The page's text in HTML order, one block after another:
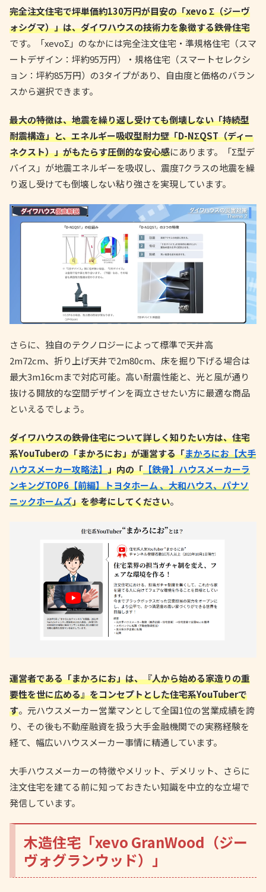
完全注文住宅で坪単価約130万円が目安の「xevo Σ（ジーヴ
ォシグマ）」は、ダイワハウスの技術力を象徴する鉄骨住宅
です。「xevoΣ」のなかには完全注文住宅・準規格住宅（スマ
ートデザイン：坪約95万円）・規格住宅（スマートセレクシ
ョン：坪約85万円）の3タイプがあり、自由度と価格のバラン
スから選択できます。
最大の特徴は、地震を繰り返し受けても倒壊しない「持続型
耐震構造」と、エネルギー吸収型耐力壁「D-NΣQST（ディー
ネクスト）」がもたらす圧倒的な安心感にあります。「Σ型デ
バイス」が地震エネルギーを吸収し、震度7クラスの地震を繰
り返し受けても倒壊しない粘り強さを実現しています。
さらに、独自のテクノロジーによって標準で天井高
2m72cm、折り上げ天井で2m80cm、床を掘り下げる場合は
最大3m16cmまで対応可能。高い耐震性能と、光と風が通り
抜ける開放的な空間デザインを両立させたい方に最適な商品
といえるでしょう。
ダイワハウスの鉄骨住宅について詳しく知りたい方は、住宅
系YouTuberの「まかろにお」が運営する「まかろにお【大手
ハウスメーカー攻略法】」内の「【鉄骨】ハウスメーカーラ
ンキングTOP6【前編】トヨタホーム 、大和ハウス、パナソ
ニックホームズ」を参考にしてください。
運営者である「まかろにお」は、『人から始める家造りの重
要性を世に広める』をコンセプトとした住宅系YouTuberで
す。元ハウスメーカー営業マンとして全国1位の営業成績を誇
り、その後も不動産融資を扱う大手金融機関での実務経験を
経て、幅広いハウスメーカー事情に精通しています。
大手ハウスメーカーの特徴やメリット、デメリット、さらに
注文住宅を建てる前に知っておきたい知識を中立的な立場で
発信しています。
木造住宅「xevo GranWood（ジー
ヴォグランウッド）」